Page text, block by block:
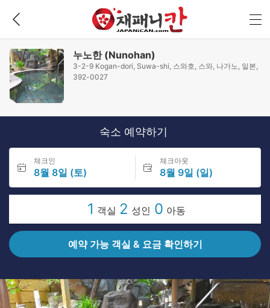
누노한 (Nunohan)
3-2-9 Kogan-dori, Suwa-shi, 스와호, 스와, 나가노, 일본,
392-0027
숙소 예약하기
체크인
8월 8일 (토)
체크아웃
8월 9일 (일)
1 객실 2 성인 0 아동
예약 가능 객실 & 요금 확인하기